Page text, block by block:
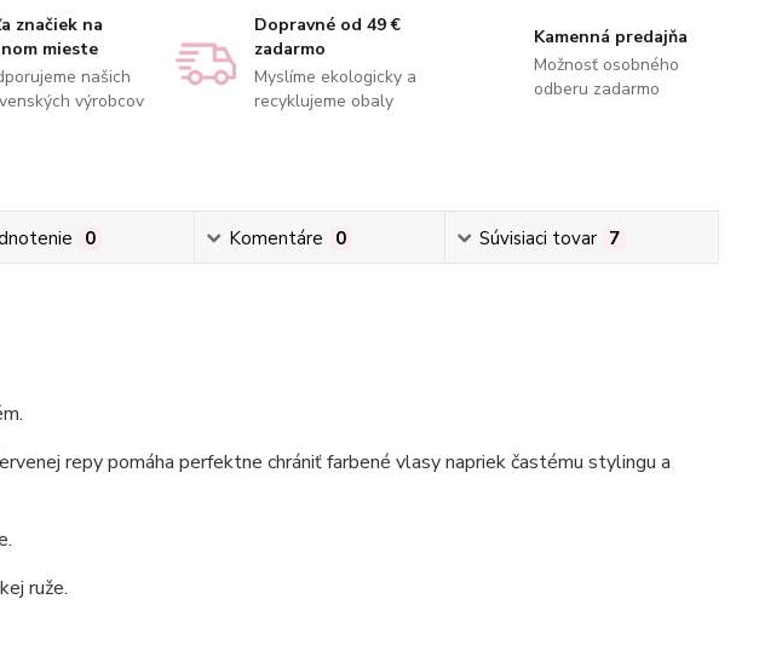
značiek na
mieste
našich
výrobcov
Dopravné od 49 €
zadarmo
Myslíme ekologicky a
recyklujeme obaly
Kamenná predajňa
Možnosť osobného
odberu zadarmo
0 Komentáre 0 Súvisiaci tovar 7
repy pomáha perfektne chrániť farbené vlasy napriek častému stylingu a
ruže.